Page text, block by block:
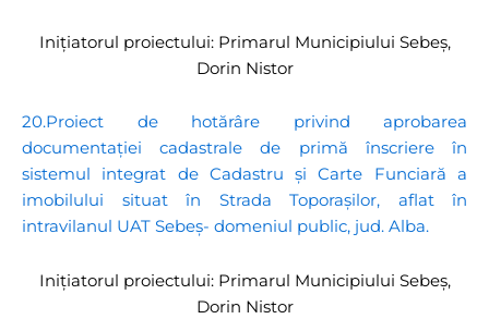
Inițiatorul proiectului: Primarul Municipiului Sebeș,
Dorin Nistor
20.Proiect de hotărâre privind aprobarea
documentației cadastrale de primă înscriere în
sistemul integrat de Cadastru și Carte Funciară a
imobilului situat în Strada Toporașilor, aflat în
intravilanul UAT Sebeș- domeniul public, jud. Alba.
Inițiatorul proiectului: Primarul Municipiului Sebeș,
Dorin Nistor